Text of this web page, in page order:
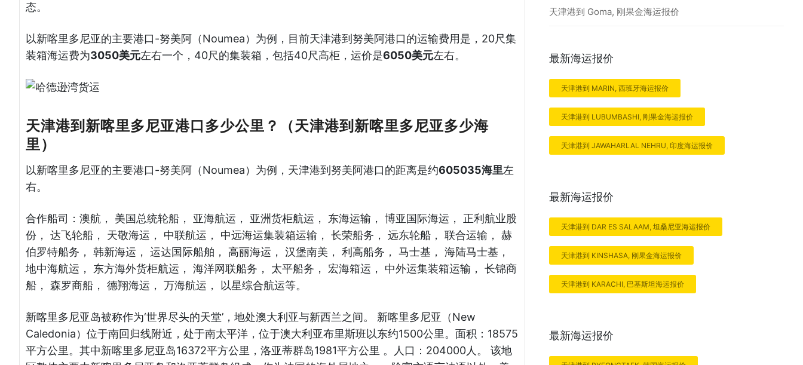
态。
以新喀里多尼亚的主要港口-努美阿（Noumea）为例，目前天津港到努美阿港口的运输费用是，20尺集
装箱海运费为3050美元左右一个，40尺的集装箱，包括40尺高柜，运价是6050美元左右。
天津港到新喀里多尼亚港口多少公里？（天津港到新喀里多尼亚多少海
里）
以新喀里多尼亚的主要港口-努美阿（Noumea）为例，天津港到努美阿港口的距离是约605035海里左
右。
合作船司：澳航， 美国总统轮船， 亚海航运， 亚洲货柜航运， 东海运输， 博亚国际海运， 正利航业股
份， 达飞轮船， 天敬海运， 中联航运， 中远海运集装箱运输， 长荣船务， 远东轮船， 联合运输， 赫
伯罗特船务， 韩新海运， 运达国际船舶， 高丽海运， 汉堡南美， 利高船务， 马士基， 海陆马士基，
地中海航运， 东方海外货柜航运， 海洋网联船务， 太平船务， 宏海箱运， 中外运集装箱运输， 长锦商
船， 森罗商船， 德翔海运， 万海航运， 以星综合航运等。
新喀里多尼亚岛被称作为‘世界尽头的天堂’，地处澳大利亚与新西兰之间。 新喀里多尼亚（New
Caledonia）位于南回归线附近，处于南太平洋，位于澳大利亚布里斯班以东约1500公里。面积：18575
平方公里。其中新喀里多尼亚岛16372平方公里，洛亚蒂群岛1981平方公里 。人口：204000人。 该地
天津港到 Goma, 刚果金海运报价
最新海运报价
天津港到 MARIN, 西班牙海运报价
天津港到 LUBUMBASHI, 刚果金海运报价
天津港到 JAWAHARLAL NEHRU, 印度海运报价
最新海运报价
天津港到 DAR ES SALAAM, 坦桑尼亚海运报价
天津港到 KINSHASA, 刚果金海运报价
天津港到 KARACHI, 巴基斯坦海运报价
最新海运报价